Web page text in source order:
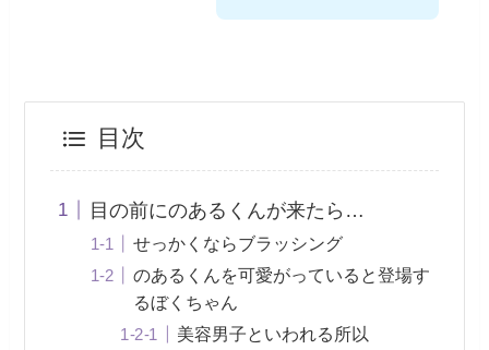
目次
目の前にのあるくんが来たら…
せっかくならブラッシング
のあるくんを可愛がっていると登場す
るぼくちゃん
美容男子といわれる所以